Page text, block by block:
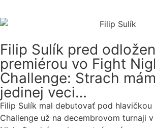
Filip Sulík pred
premiérou vo Fight
Challenge: Strach
jedinej veci…
Filip Sulík mal debutovať pod hlavičkou
Challenge už na decembrovom turnaji